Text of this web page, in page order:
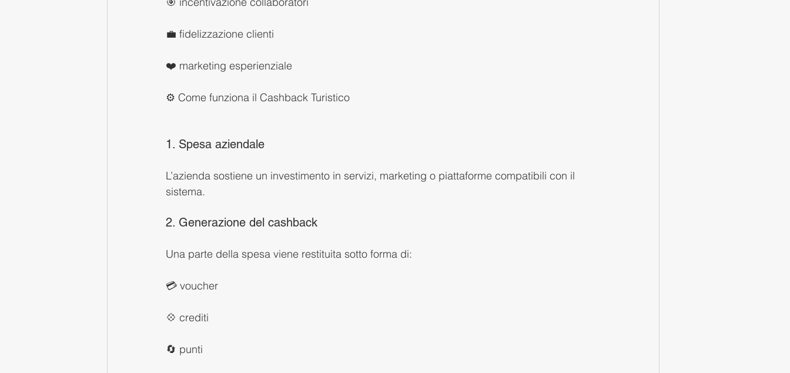
💼 fidelizzazione clienti
❤️ marketing esperienziale
⚙️ Come funziona il Cashback Turistico
1. Spesa aziendale
L’azienda sostiene un investimento in servizi, marketing o piattaforme compatibili con il
sistema.
2. Generazione del cashback
Una parte della spesa viene restituita sotto forma di:
💳 voucher
💠 crediti
🔄 punti